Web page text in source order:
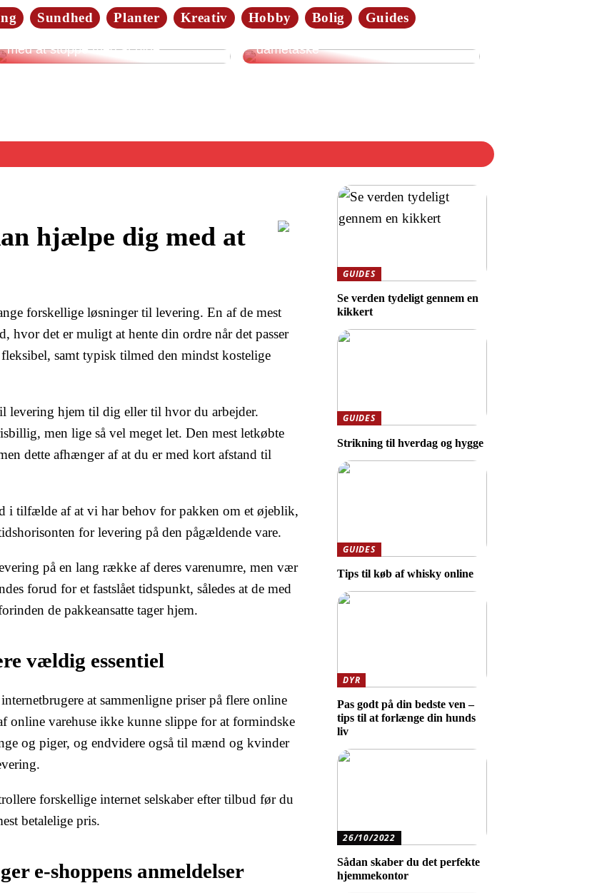
Sundhed Planter Kreativ Hobby Bolig Guides
med at stoppe med at ryge
Damerne elsker tasker i læder:
dametaske
hjælpe dig med at
forskellige løsninger til levering. En af de mest
hvor det er muligt at hente din ordre når det passer
samt typisk tilmed den mindst kostelige
levering hjem til dig eller til hvor du arbejder.
men lige så vel meget let. Den mest letkøbte
dette afhænger af at du er med kort afstand til
i tilfælde af at vi har behov for pakken om et øjeblik,
for levering på den pågældende vare.
på en lang række af deres varenumre, men vær
forud for et fastslået tidspunkt, således at de med
de pakkeansatte tager hjem.
vældig essentiel
at sammenligne priser på flere online
online varehuse ikke kunne slippe for at formindske
og piger, og endvidere også til mænd og kvinder
forskellige internet selskaber efter tilbud før du
betalelige pris.
e-shoppens anmeldelser
GUIDES
Se verden tydeligt gennem en
kikkert
GUIDES
Strikning til hverdag og hygge
GUIDES
Tips til køb af whisky online
DYR
Pas godt på din bedste ven –
tips til at forlænge din hunds
liv
26/10/2022
Sådan skaber du det perfekte
hjemmekontor